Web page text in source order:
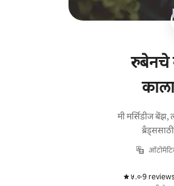
रुबेनचे
मी मर्सिडीज
५.०·9